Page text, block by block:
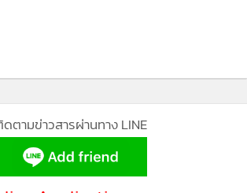
รักการเต้น เพื่อพัฒนาสเต็ปที่ถูก
ต้อง
ล่าสุด
กโทรศัพท์ ไม่พกเงิน แฟนสาวเข้าแจ้ง